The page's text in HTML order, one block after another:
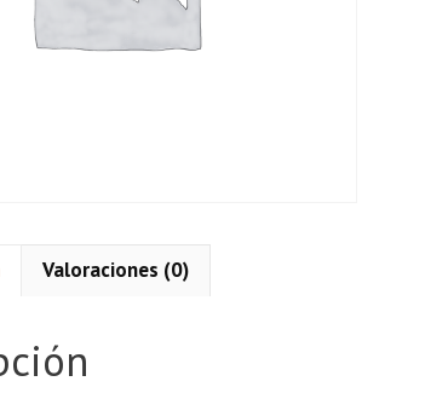
Valoraciones (0)